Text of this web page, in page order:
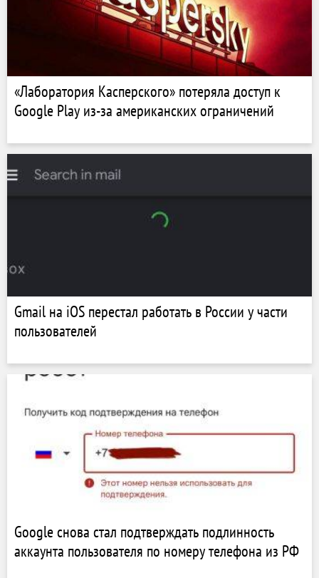
«Лаборатория Касперского» потеряла доступ к
Google Play из-за американских ограничений
Gmail на iOS перестал работать в России у части
пользователей
Google снова стал подтверждать подлинность
аккаунта пользователя по номеру телефона из РФ